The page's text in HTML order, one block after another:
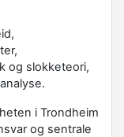
og slokketeori,
i Trondheim
og sentrale